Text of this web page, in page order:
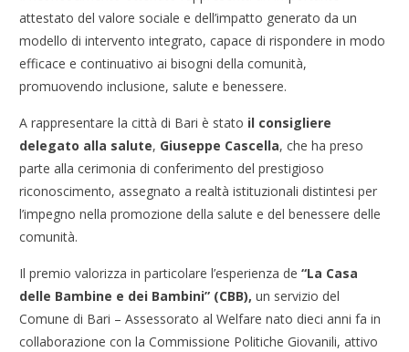
attestato del valore sociale e dell’impatto generato da un
modello di intervento integrato, capace di rispondere in modo
efficace e continuativo ai bisogni della comunità,
promuovendo inclusione, salute e benessere.
A rappresentare la città di Bari è stato il consigliere
delegato alla salute, Giuseppe Cascella, che ha preso
parte alla cerimonia di conferimento del prestigioso
riconoscimento, assegnato a realtà istituzionali distintesi per
l’impegno nella promozione della salute e del benessere delle
comunità.
Il premio valorizza in particolare l’esperienza de“La Casa
delle Bambine e dei Bambini” (CBB), un servizio del
Comune di Bari – Assessorato al Welfare nato dieci anni fa in
collaborazione con la Commissione Politiche Giovanili, attivo